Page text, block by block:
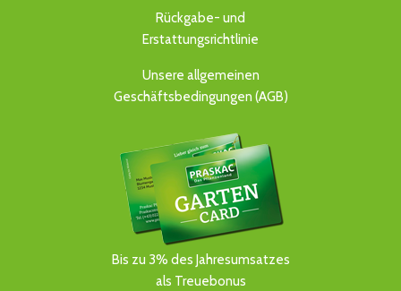
Rückgabe- und
Erstattungsrichtlinie
Unsere allgemeinen
Geschäftsbedingungen (AGB)
Bis zu 3% des Jahresumsatzes
als Treuebonus